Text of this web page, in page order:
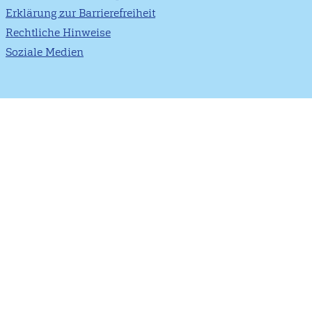
Erklärung zur Barrierefreiheit
Rechtliche Hinweise
Soziale Medien